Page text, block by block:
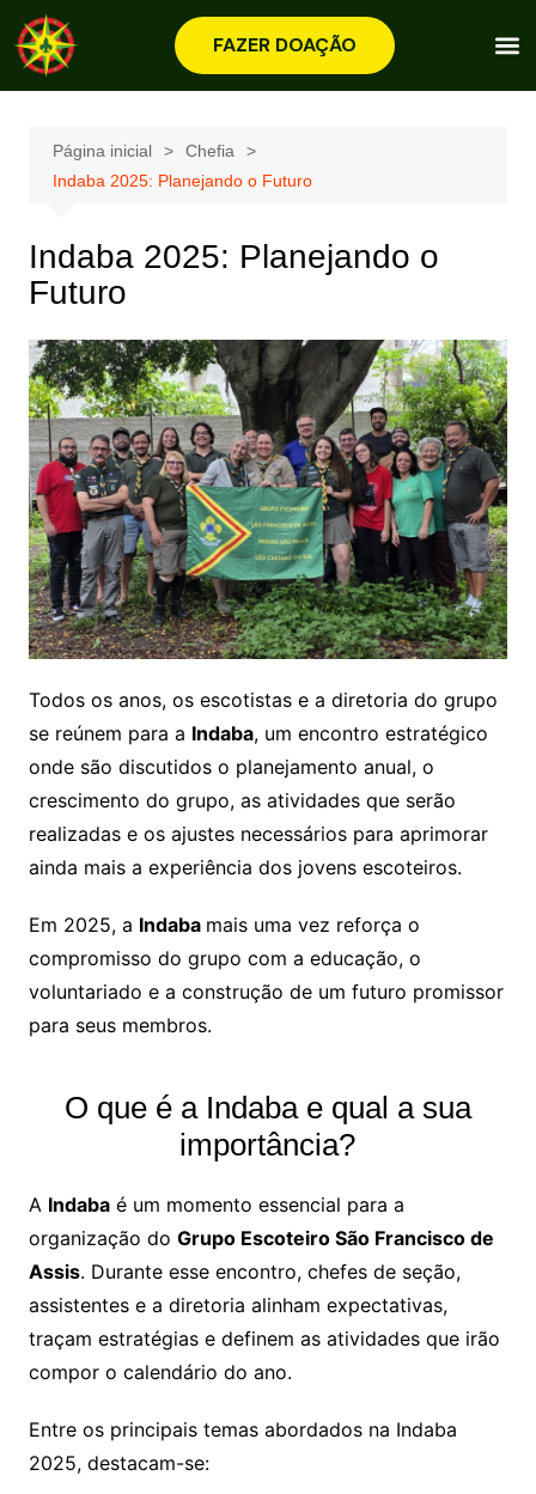
FAZER DOAÇÃO
Página inicial
Chefia
Indaba 2025: Planejando o Futuro
Indaba 2025: Planejando o
Futuro
Todos os anos, os escotistas e a diretoria do grupo
se reúnem para a Indaba, um encontro estratégico
onde são discutidos o planejamento anual, o
crescimento do grupo, as atividades que serão
realizadas e os ajustes necessários para aprimorar
ainda mais a experiência dos jovens escoteiros.
Em 2025, a Indaba mais uma vez reforça o
compromisso do grupo com a educação, o
voluntariado e a construção de um futuro promissor
para seus membros.
O que é a Indaba e qual a sua
importância?
A Indabaé um momento essencial para a
organização do Grupo Escoteiro São Francisco de
Assis. Durante esse encontro, chefes de seção,
assistentes e a diretoria alinham expectativas,
traçam estratégias e definem as atividades que irão
compor o calendário do ano.
Entre os principais temas abordados na Indaba
2025, destacam-se: